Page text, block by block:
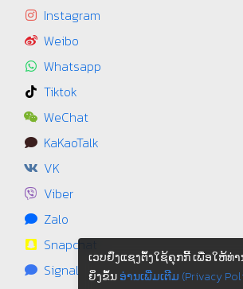
Instagram
Weibo
Whatsapp
Tiktok
WeChat
KaKaoTalk
VK
Viber
Zalo
Snapchat
Signal
ເວບຢົ່ງແຊງຕຶ້ງໃຊ້ຄຸກກີ້ ເພື່ອໃຫ້ທ່
ຍິ່ງຂຶ້ນອ່ານເພີ່ມເຕີມ (Privacy